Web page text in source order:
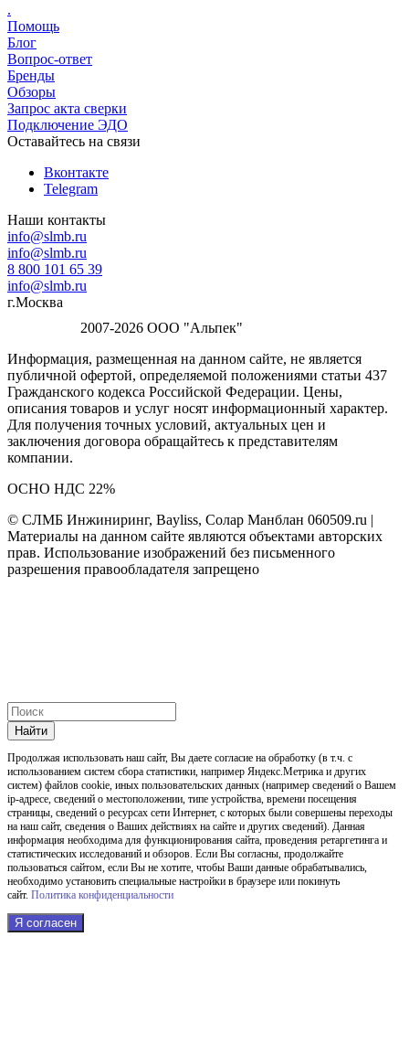
.
Помощь
Блог
Вопрос-ответ
Бренды
Обзоры
Запрос акта сверки
Подключение ЭДО
Оставайтесь на связи
Вконтакте
Telegram
Наши контакты
info@slmb.ru
info@slmb.ru
8 800 101 65 39
info@slmb.ru
г.Москва
2007-2026 ООО "Альпек"
Информация, размещенная на данном сайте, не является
публичной офертой, определяемой положениями статьи 437
Гражданского кодекса Российской Федерации. Цены,
описания товаров и услуг носят информационный характер.
Для получения точных условий, актуальных цен и
заключения договора обращайтесь к представителям
компании.
ОСНО НДС 22%
© СЛМБ Инжиниринг, Bayliss, Солар Манблан 060509.ru |
Материалы на данном сайте являются объектами авторских
прав. Использование изображений без письменного
разрешения правообладателя запрещено
Найти
Продолжая использовать наш cайт, Вы даете согласие на обработку (в т.ч. с
использованием систем сбора статистики, например Яндекс.Метрика и других
систем) файлов cookie, иных пользовательских данных (например сведений о Вашем
ip-адресе, сведений о местоположении, типе устройства, времени посещения
страницы, сведений о ресурсах сети Интернет, с которых были совершены переходы
на наш сайт, сведения о Ваших действиях на сайте и других сведений). Данная
информация необходима для функционирования сайта, проведения ретаргетинга и
статистических исследований и обзоров. Если Вы согласны, продолжайте
пользоваться сайтом, если Вы не хотите, чтобы Ваши данные обрабатывались,
необходимо установить специальные настройки в браузере или покинуть
сайт. Политика конфиденциальности
Я согласен